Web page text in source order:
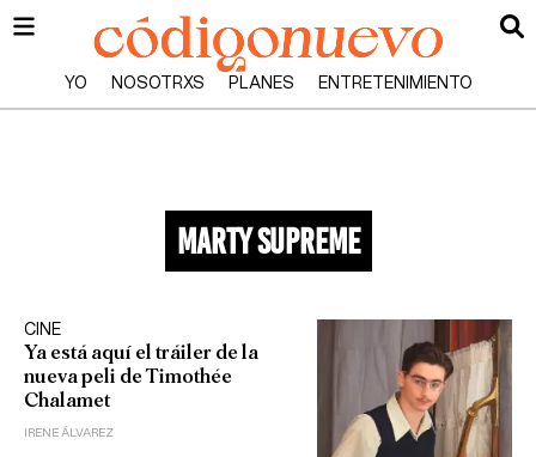
YO NOSOTRXS PLANES ENTRETENIMIENTO
marty supreme
CINE
Ya está aquí el tráiler de la
nueva peli de Timothée
Chalamet
IRENE ÁLVAREZ